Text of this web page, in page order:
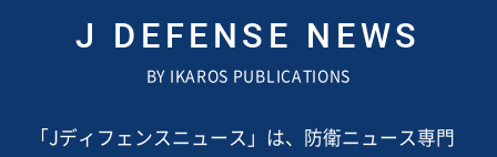
J DEFENSE NEWS
BY IKAROS PUBLICATIONS
「Jディフェンスニュース」は、防衛ニュース専門